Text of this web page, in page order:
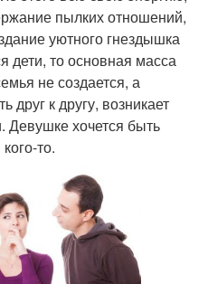
пылких отношений,
уютного гнездышка
дети, то основная масса
не создается, а
друг к другу, возникает
Девушке хочется быть
то.